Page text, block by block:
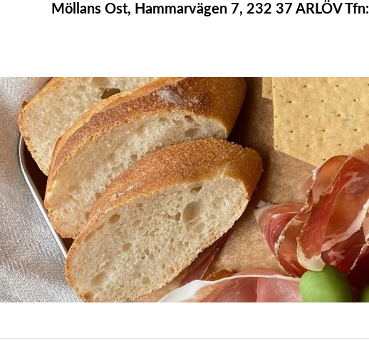
Möllans Ost, Hammarvägen 7, 232 37 ARLÖV Tfn: